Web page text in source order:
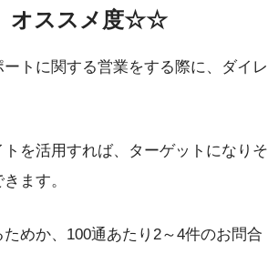
オススメ度☆☆
トに関する営業をする際に、ダイレ
を活用すれば、ターゲットになりそ
ます。
めか、100通あたり2～4件のお問合